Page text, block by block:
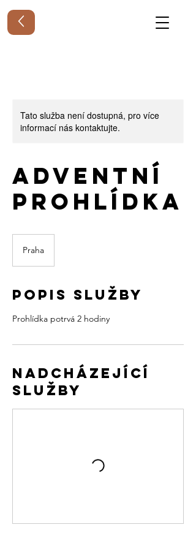
Tato služba není dostupná, pro více
informací nás kontaktujte.
Adventní
prohlídka
Praha
Popis služby
Prohlídka potrvá 2 hodiny
Nadcházející
služby